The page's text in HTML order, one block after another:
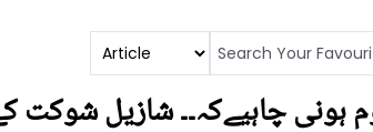
ہونی چاہیےکہ۔۔ شازیل شوکت